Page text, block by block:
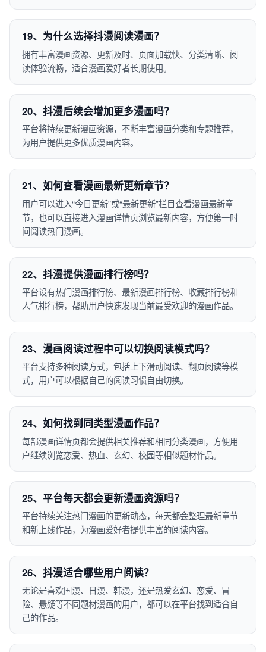
19、为什么选择抖漫阅读漫画？
拥有丰富漫画资源、更新及时、页面加载快、分类清晰、阅
读体验流畅，适合漫画爱好者长期使用。
20、抖漫后续会增加更多漫画吗？
平台将持续更新漫画资源，不断丰富漫画分类和专题推荐，
为用户提供更多优质漫画内容。
21、如何查看漫画最新更新章节？
用户可以进入“今日更新”或“最新更新”栏目查看漫画最新章
节，也可以直接进入漫画详情页浏览最新内容，方便第一时
间阅读热门漫画。
22、抖漫提供漫画排行榜吗？
平台设有热门漫画排行榜、最新漫画排行榜、收藏排行榜和
人气排行榜，帮助用户快速发现当前最受欢迎的漫画作品。
23、漫画阅读过程中可以切换阅读模式吗？
平台支持多种阅读方式，包括上下滑动阅读、翻页阅读等模
式，用户可以根据自己的阅读习惯自由切换。
24、如何找到同类型漫画作品？
每部漫画详情页都会提供相关推荐和相同分类漫画，方便用
户继续浏览恋爱、热血、玄幻、校园等相似题材作品。
25、平台每天都会更新漫画资源吗？
平台持续关注热门漫画的更新动态，每天都会整理最新章节
和新上线作品，为漫画爱好者提供丰富的阅读内容。
26、抖漫适合哪些用户阅读？
无论是喜欢国漫、日漫、韩漫，还是热爱玄幻、恋爱、冒
险、悬疑等不同题材漫画的用户，都可以在平台找到适合自
己的作品。